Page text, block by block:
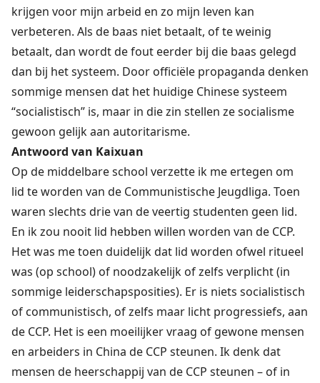
krijgen voor mijn arbeid en zo mijn leven kan
verbeteren. Als de baas niet betaalt, of te weinig
betaalt, dan wordt de fout eerder bij die baas gelegd
dan bij het systeem. Door officiële propaganda denken
sommige mensen dat het huidige Chinese systeem
“socialistisch” is, maar in die zin stellen ze socialisme
gewoon gelijk aan autoritarisme.
Antwoord van Kaixuan
Op de middelbare school verzette ik me ertegen om
lid te worden van de Communistische Jeugdliga. Toen
waren slechts drie van de veertig studenten geen lid.
En ik zou nooit lid hebben willen worden van de CCP.
Het was me toen duidelijk dat lid worden ofwel ritueel
was (op school) of noodzakelijk of zelfs verplicht (in
sommige leiderschapsposities). Er is niets socialistisch
of communistisch, of zelfs maar licht progressiefs, aan
de CCP. Het is een moeilijker vraag of gewone mensen
en arbeiders in China de CCP steunen. Ik denk dat
mensen de heerschappij van de CCP steunen – of in